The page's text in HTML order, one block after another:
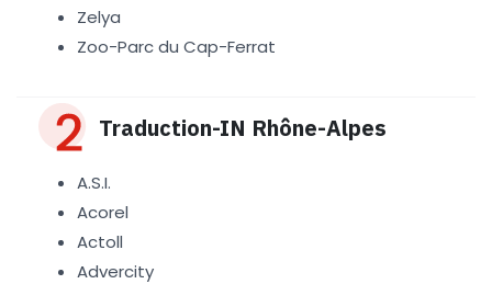
Zelya
Zoo-Parc du Cap-Ferrat
Traduction-IN Rhône-Alpes
A.S.I.
Acorel
Actoll
Advercity